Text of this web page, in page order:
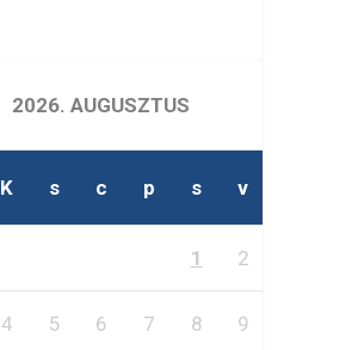
2026. AUGUSZTUS
K s c p s v
1 2
4 5 6 7 8 9